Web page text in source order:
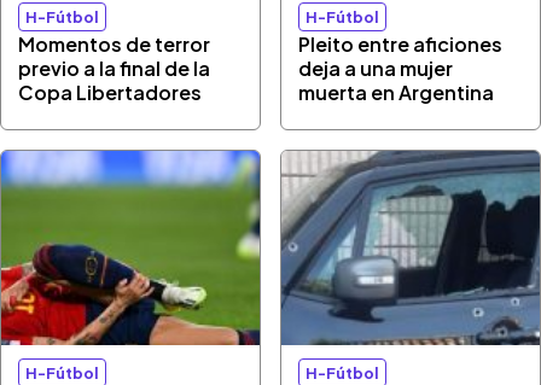
H-Fútbol
Momentos de terror
previo a la final de la
Copa Libertadores
H-Fútbol
Pleito entre aficiones
deja a una mujer
muerta en Argentina
H-Fútbol H-Fútbol